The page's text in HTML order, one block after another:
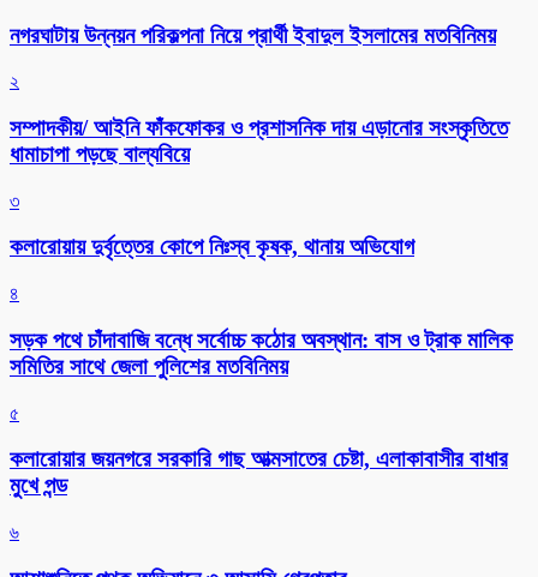
নগরঘাটায় উন্নয়ন পরিকল্পনা নিয়ে প্রার্থী ইবাদুল ইসলামের মতবিনিময়
২
সম্পাদকীয়/ আইনি ফাঁকফোকর ও প্রশাসনিক দায় এড়ানোর সংস্কৃতিতে
ধামাচাপা পড়ছে বাল্যবিয়ে
৩
কলারোয়ায় দুর্বৃত্তের কোপে নিঃস্ব কৃষক, থানায় অভিযোগ
৪
সড়ক পথে চাঁদাবাজি বন্ধে সর্বোচ্চ কঠোর অবস্থান: বাস ও ট্রাক মালিক
সমিতির সাথে জেলা পুলিশের মতবিনিময়
৫
কলারোয়ার জয়নগরে সরকারি গাছ আত্মসাতের চেষ্টা, এলাকাবাসীর বাধার
মুখে পন্ড
৬